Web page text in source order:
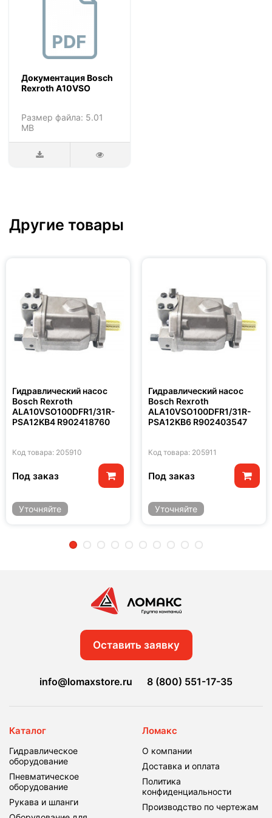
Документация Bosch
Rexroth A10VSO
Размер файла: 5.01
MB
Другие товары
Гидравлический насос
Bosch Rexroth
ALA10VSO100DFR1/31R-
PSA12KB4 R902418760
Код товара: 205910
Под заказ
Уточняйте
Гидравлический насос
Bosch Rexroth
ALA10VSO100DFR1/31R-
PSA12KB6 R902403547
Код товара: 205911
Под заказ
Уточняйте
Оставить заявку
info@lomaxstore.ru 8 (800) 551-17-35
Каталог
Гидравлическое
оборудование
Пневматическое
оборудование
Рукава и шланги
Ломакс
О компании
Доставка и оплата
Политика
конфиденциальности
Производство по чертежам